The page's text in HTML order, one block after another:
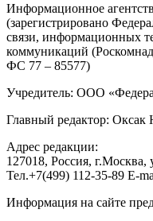
Информационное
(зарегистрировано
связи, информационных
коммуникаций
ФС 77 – 85577)
Учредитель: ООО
Главный редактор: Оксак
Адрес редакции:
127018, Россия, г.Москва,
Тел.+7(499) 112-35-89 E-
Информация на сайте